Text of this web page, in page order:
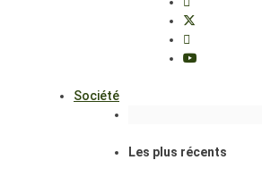
Société
Les plus récents